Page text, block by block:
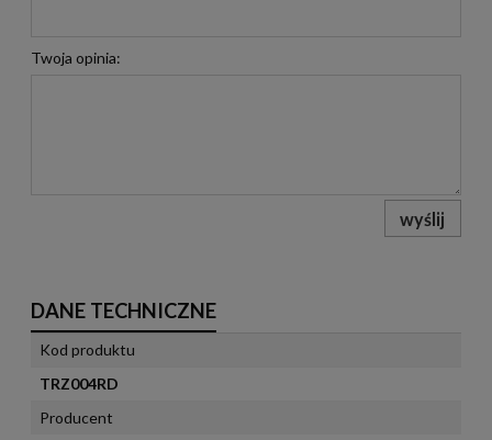
Twoja opinia:
wyślij
DANE TECHNICZNE
Kod produktu
TRZ004RD
Producent